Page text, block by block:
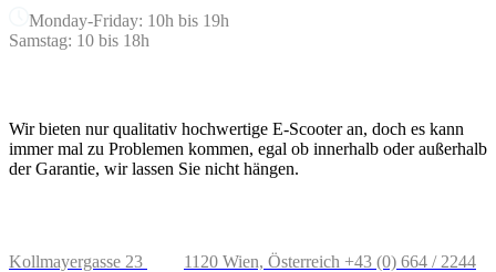
Monday-Friday: 10h bis 19h
Samstag: 10 bis 18h
Wir bieten nur qualitativ hochwertige E-Scooter an, doch es kann
immer mal zu Problemen kommen, egal ob innerhalb oder außerhalb
der Garantie, wir lassen Sie nicht hängen.
Kollmayergasse 23 1120 Wien, Österreich +43 (0) 664 / 2244